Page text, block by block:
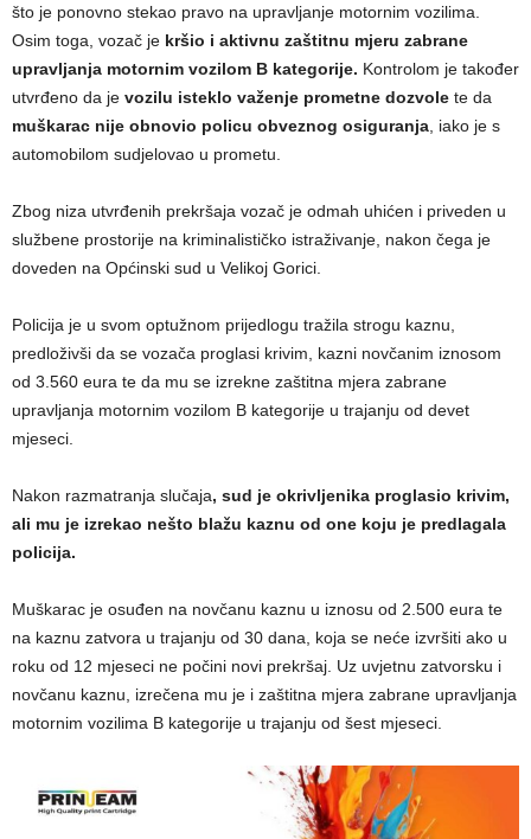
što je ponovno stekao pravo na upravljanje motornim vozilima.
Osim toga, vozač je kršio i aktivnu zaštitnu mjeru zabrane
upravljanja motornim vozilom B kategorije. Kontrolom je također
utvrđeno da je vozilu isteklo važenje prometne dozvole te da
muškarac nije obnovio policu obveznog osiguranja , iako je s
automobilom sudjelovao u prometu.
Zbog niza utvrđenih prekršaja vozač je odmah uhićen i priveden u
službene prostorije na kriminalističko istraživanje, nakon čega je
doveden na Općinski sud u Velikoj Gorici.
Policija je u svom optužnom prijedlogu tražila strogu kaznu,
predloživši da se vozača proglasi krivim, kazni novčanim iznosom
od 3.560 eura te da mu se izrekne zaštitna mjera zabrane
upravljanja motornim vozilom B kategorije u trajanju od devet
mjeseci.
Nakon razmatranja slučaja, sud je okrivljenika proglasio krivim,
ali mu je izrekao nešto blažu kaznu od one koju je predlagala
policija.
Muškarac je osuđen na novčanu kaznu u iznosu od 2.500 eura te
na kaznu zatvora u trajanju od 30 dana, koja se neće izvršiti ako u
roku od 12 mjeseci ne počini novi prekršaj. Uz uvjetnu zatvorsku i
novčanu kaznu, izrečena mu je i zaštitna mjera zabrane upravljanja
motornim vozilima B kategorije u trajanju od šest mjeseci.